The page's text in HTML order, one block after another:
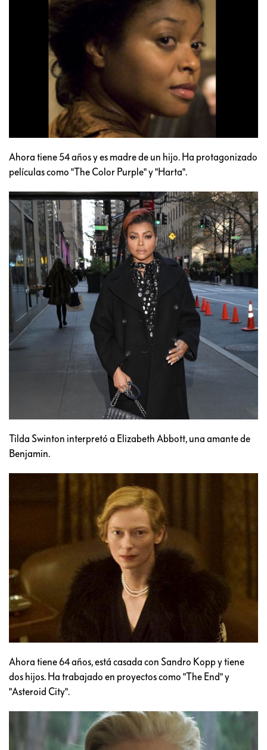
Ahora tiene 54 años y es madre de un hijo. Ha protagonizado
películas como "The Color Purple" y "Harta".
Tilda Swinton interpretó a Elizabeth Abbott, una amante de
Benjamin.
Ahora tiene 64 años, está casada con Sandro Kopp y tiene
dos hijos. Ha trabajado en proyectos como "The End" y
"Asteroid City".